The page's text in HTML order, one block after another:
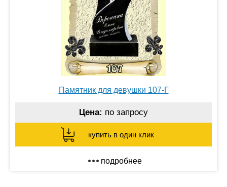
Памятник для девушки 107-Г
Цена: по запросу
купить в один клик
подробнее